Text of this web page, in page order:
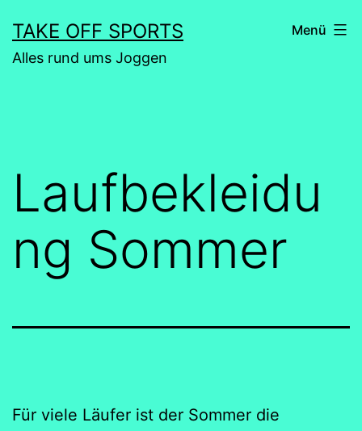
Inhalt
springen
TAKE OFF SPORTS
Alles rund ums Joggen
Menü
Laufbekleidu
ng Sommer
Für viele Läufer ist der Sommer die